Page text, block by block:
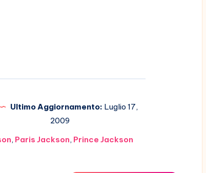
Ultimo Aggiornamento: Luglio 17,
2009
, Paris Jackson, Prince Jackson